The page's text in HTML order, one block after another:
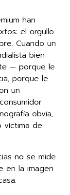
han
el orgullo
Cuando un
bien
— porque le
porque le
un
obvia,
víctima de
no se mide
en la imagen